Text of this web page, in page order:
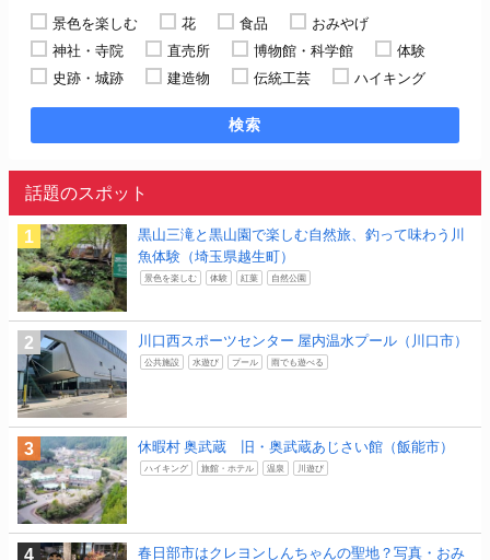
景色を楽しむ 花 食品
おみやげ
神社・寺院
直売所 博物館・科学館
体験
史跡・城跡
建造物 伝統工芸 ハイキング
検索
話題のスポット
黒山三滝と黒山園で楽しむ自然旅、釣って味わう川
魚体験（埼玉県越生町）
景色を楽しむ 体験 紅葉 自然公園
川口西スポーツセンター 屋内温水プール（川口市）
公共施設 水遊び プール 雨でも遊べる
休暇村 奥武蔵 旧・奥武蔵あじさい館（飯能市）
ハイキング 旅館・ホテル 温泉 川遊び
春日部市はクレヨンしんちゃんの聖地？写真・おみ